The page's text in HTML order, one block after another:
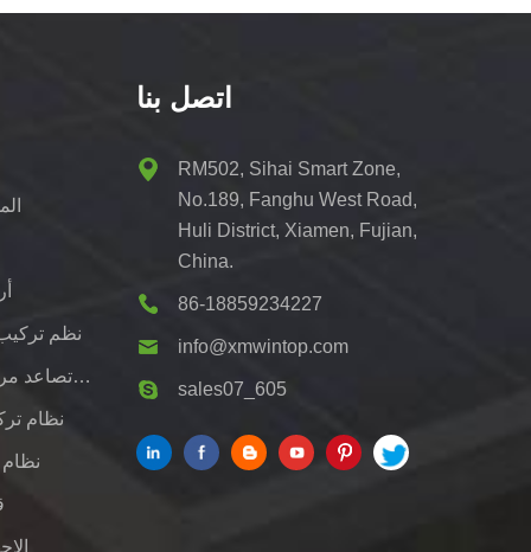
نظم
قوس تصاعد مرآب للطاقة الشمسية السكنية
نظام
اتصل بنا
RM502, Sihai Smart Zone,
No.189, Fanghu West Road,
Huli District, Xiamen, Fujian,
China.
86-18859234227
info@xmwintop.com
sales07_605